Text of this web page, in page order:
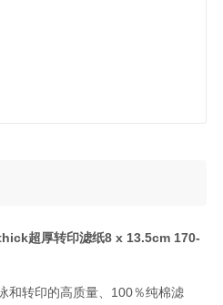
超厚转印滤纸8 x 13.5cm 170-
和转印的高质量、100％纯棉滤